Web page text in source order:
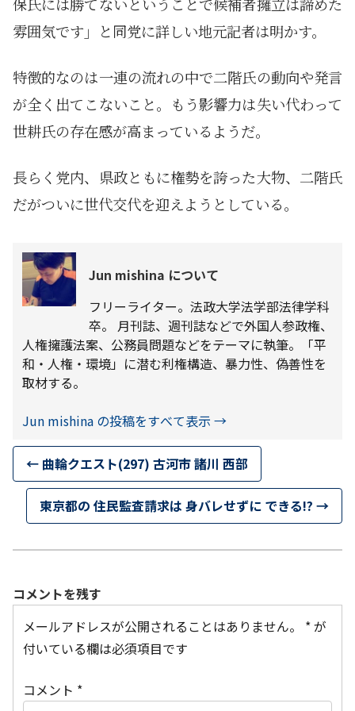
雰囲気です」と同党に詳しい地元記者は明かす。
特徴的なのは一連の流れの中で二階氏の動向や発言
が全く出てこないこと。もう影響力は失い代わって
世耕氏の存在感が高まっているようだ。
長らく党内、県政ともに権勢を誇った大物、二階氏
だがついに世代交代を迎えようとしている。
Jun mishina について
フリーライター。法政大学法学部法律学科
卒。 月刊誌、週刊誌などで外国人参政権、
人権擁護法案、公務員問題などをテーマに執筆。「平
和・人権・環境」に潜む利権構造、暴力性、偽善性を
取材する。
Jun mishina の投稿をすべて表示 →
← 曲輪クエスト(297) 古河市 諸川 西部
東京都の 住民監査請求は 身バレせずに できる!? →
コメントを残す
メールアドレスが公開されることはありません。
*が
付いている欄は必須項目です
コメント *